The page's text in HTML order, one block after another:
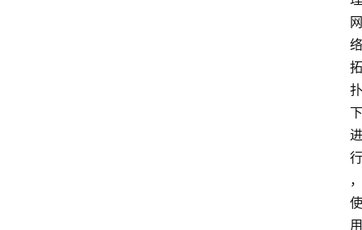
网
络
拓
扑
下
进
行
，
使
用